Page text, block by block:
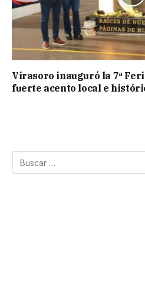
Virasoro inauguró la 7ª
fuerte acento local e